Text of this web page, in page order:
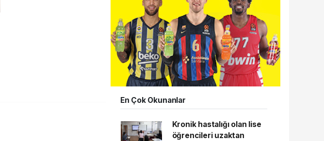
En Çok Okunanlar
Kronik hastalığı olan lise
öğrencileri uzaktan